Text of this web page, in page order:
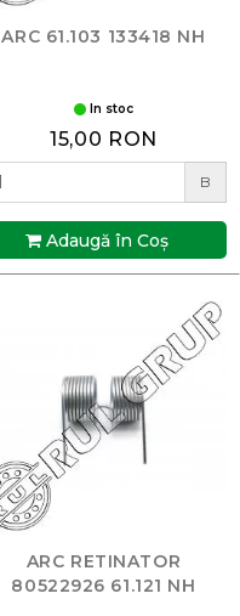
ARC 61.103 133418 NH
In stoc
15,00 RON
B
Adaugă în Coş
ARC RETINATOR
80522926 61.121 NH